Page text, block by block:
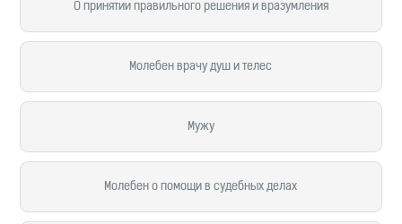
О принятии правильного решения и вразумления
Молебен врачу душ и телес
Мужу
Молебен о помощи в судебных делах